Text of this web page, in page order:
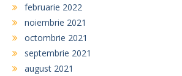
februarie 2022
noiembrie 2021
octombrie 2021
septembrie 2021
august 2021